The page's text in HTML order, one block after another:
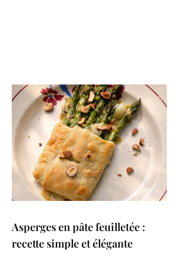
Asperges en pâte feuilletée :
recette simple et élégante